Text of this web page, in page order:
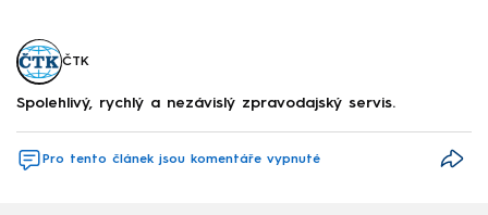
ČTK
Spolehlivý, rychlý a nezávislý zpravodajský servis.
Pro tento článek jsou komentáře vypnuté